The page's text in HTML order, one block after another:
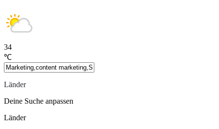
34
℃
Länder
Deine Suche anpassen
Länder